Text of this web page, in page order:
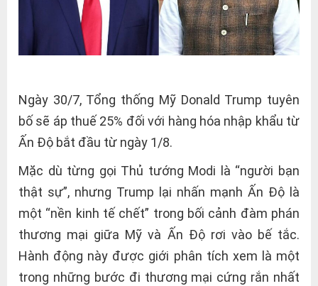
Ngày 30/7, Tổng thống Mỹ Donald Trump tuyên
bố sẽ áp thuế 25% đối với hàng hóa nhập khẩu từ
Ấn Độ bắt đầu từ ngày 1/8.
Mặc dù từng gọi Thủ tướng Modi là “người bạn
thật sự”, nhưng Trump lại nhấn mạnh Ấn Độ là
một “nền kinh tế chết” trong bối cảnh đàm phán
thương mại giữa Mỹ và Ấn Độ rơi vào bế tắc.
Hành động này được giới phân tích xem là một
trong những bước đi thương mại cứng rắn nhất